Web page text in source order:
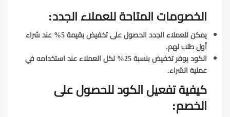
الخصومات المتاحة للعملاء الجدد:
يمكن للعملاء الجدد الحصول على تخفيض بقيمة 5% عند شراء
أول طلب لهم.
الكود يوفر تخفيض بنسبة 25% لكل العملاء عند استخدامه في
عملية الشراء.
كيفية تفعيل الكود للحصول على
الخصم: